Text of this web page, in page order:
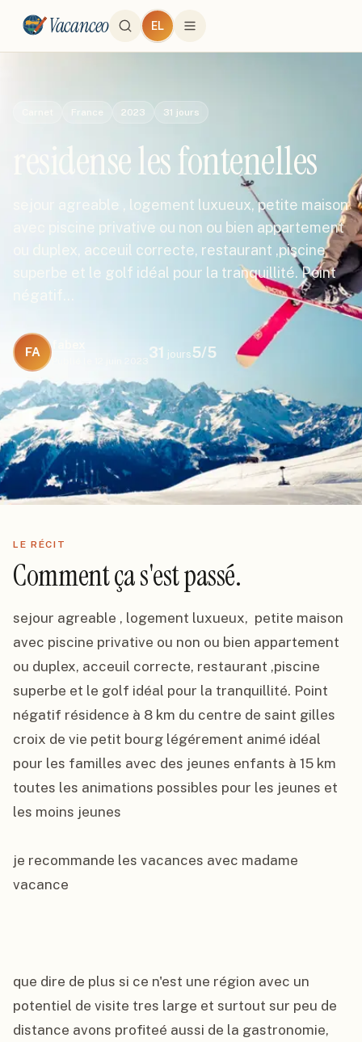
Vacanceo EL
France 2023 31 jours
residense les fontenelles
sejour agreable , logement luxueux, petite maison
avec piscine privative ou non ou bien appartement
ou duplex, acceuil correcte, restaurant ,piscine
superbe et le golf idéal pour la tranquillité. Point
négatif…
FA 31 jours 5/5
LE RÉCIT
Comment ça s'est passé.
sejour agreable , logement luxueux,  petite maison
avec piscine privative ou non ou bien appartement
ou duplex, acceuil correcte, restaurant ,piscine
superbe et le golf idéal pour la tranquillité. Point
négatif résidence à 8 km du centre de saint gilles
croix de vie petit bourg légérement animé idéal
pour les familles avec des jeunes enfants à 15 km
toutes les animations possibles pour les jeunes et
les moins jeunes
je recommande les vacances avec madame
vacance
que dire de plus si ce n'est une région avec un
potentiel de visite tres large et surtout sur peu de
distance avons profiteé aussi de la gastronomie,